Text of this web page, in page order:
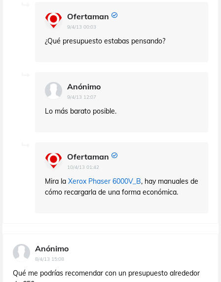
Ofertaman
9/4/13 00:03
¿Qué presupuesto estabas pensando?
Anónimo
9/4/13 12:07
Lo más barato posible.
Ofertaman
10/4/13 01:42
Mira la Xerox Phaser 6000V_B, hay manuales de
cómo recargarla de una forma económica.
Anónimo
8/4/13 15:08
Qué me podrías recomendar con un presupuesto alrededor